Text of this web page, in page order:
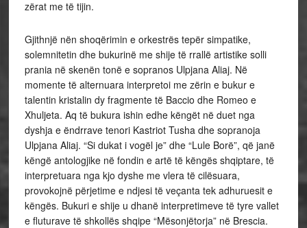
zërat me të tijin.
Gjithnjë nën shoqërimin e orkestrës tepër simpatike,
solemnitetin dhe bukurinë me shije të rrallë artistike solli
prania në skenën tonë e sopranos Ulpjana Aliaj. Në
momente të alternuara interpretoi me zërin e bukur e
talentin kristalin dy fragmente të Baccio dhe Romeo e
Xhuljeta. Aq të bukura ishin edhe këngët në duet nga
dyshja e ëndrrave tenori Kastriot Tusha dhe sopranoja
Ulpjana Aliaj. “Si dukat i vogël je” dhe “Lule Borë”, që janë
këngë antologjike në fondin e artë të këngës shqiptare, të
interpretuara nga kjo dyshe me vlera të cilësuara,
provokojnë përjetime e ndjesi të veçanta tek adhuruesit e
këngës. Bukuri e shije u dhanë interpretimeve të tyre vallet
e fluturave të shkollës shqipe “Mësonjëtorja” në Brescia.